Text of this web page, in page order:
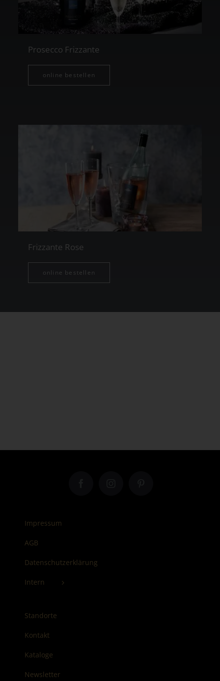
Prosecco Frizzante
online bestellen
Frizzante Rose
online bestellen
Impressum
AGB
Datenschutzerklärung
Intern
Standorte
Kontakt
Kataloge
Newsletter